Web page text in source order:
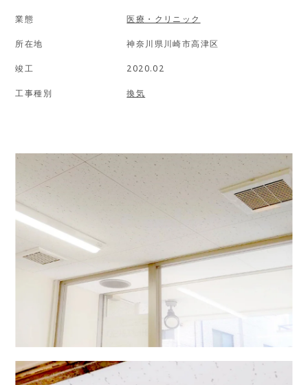
業態 医療・クリニック
所在地 神奈川県川崎市高津区
竣工 2020.02
工事種別 換気